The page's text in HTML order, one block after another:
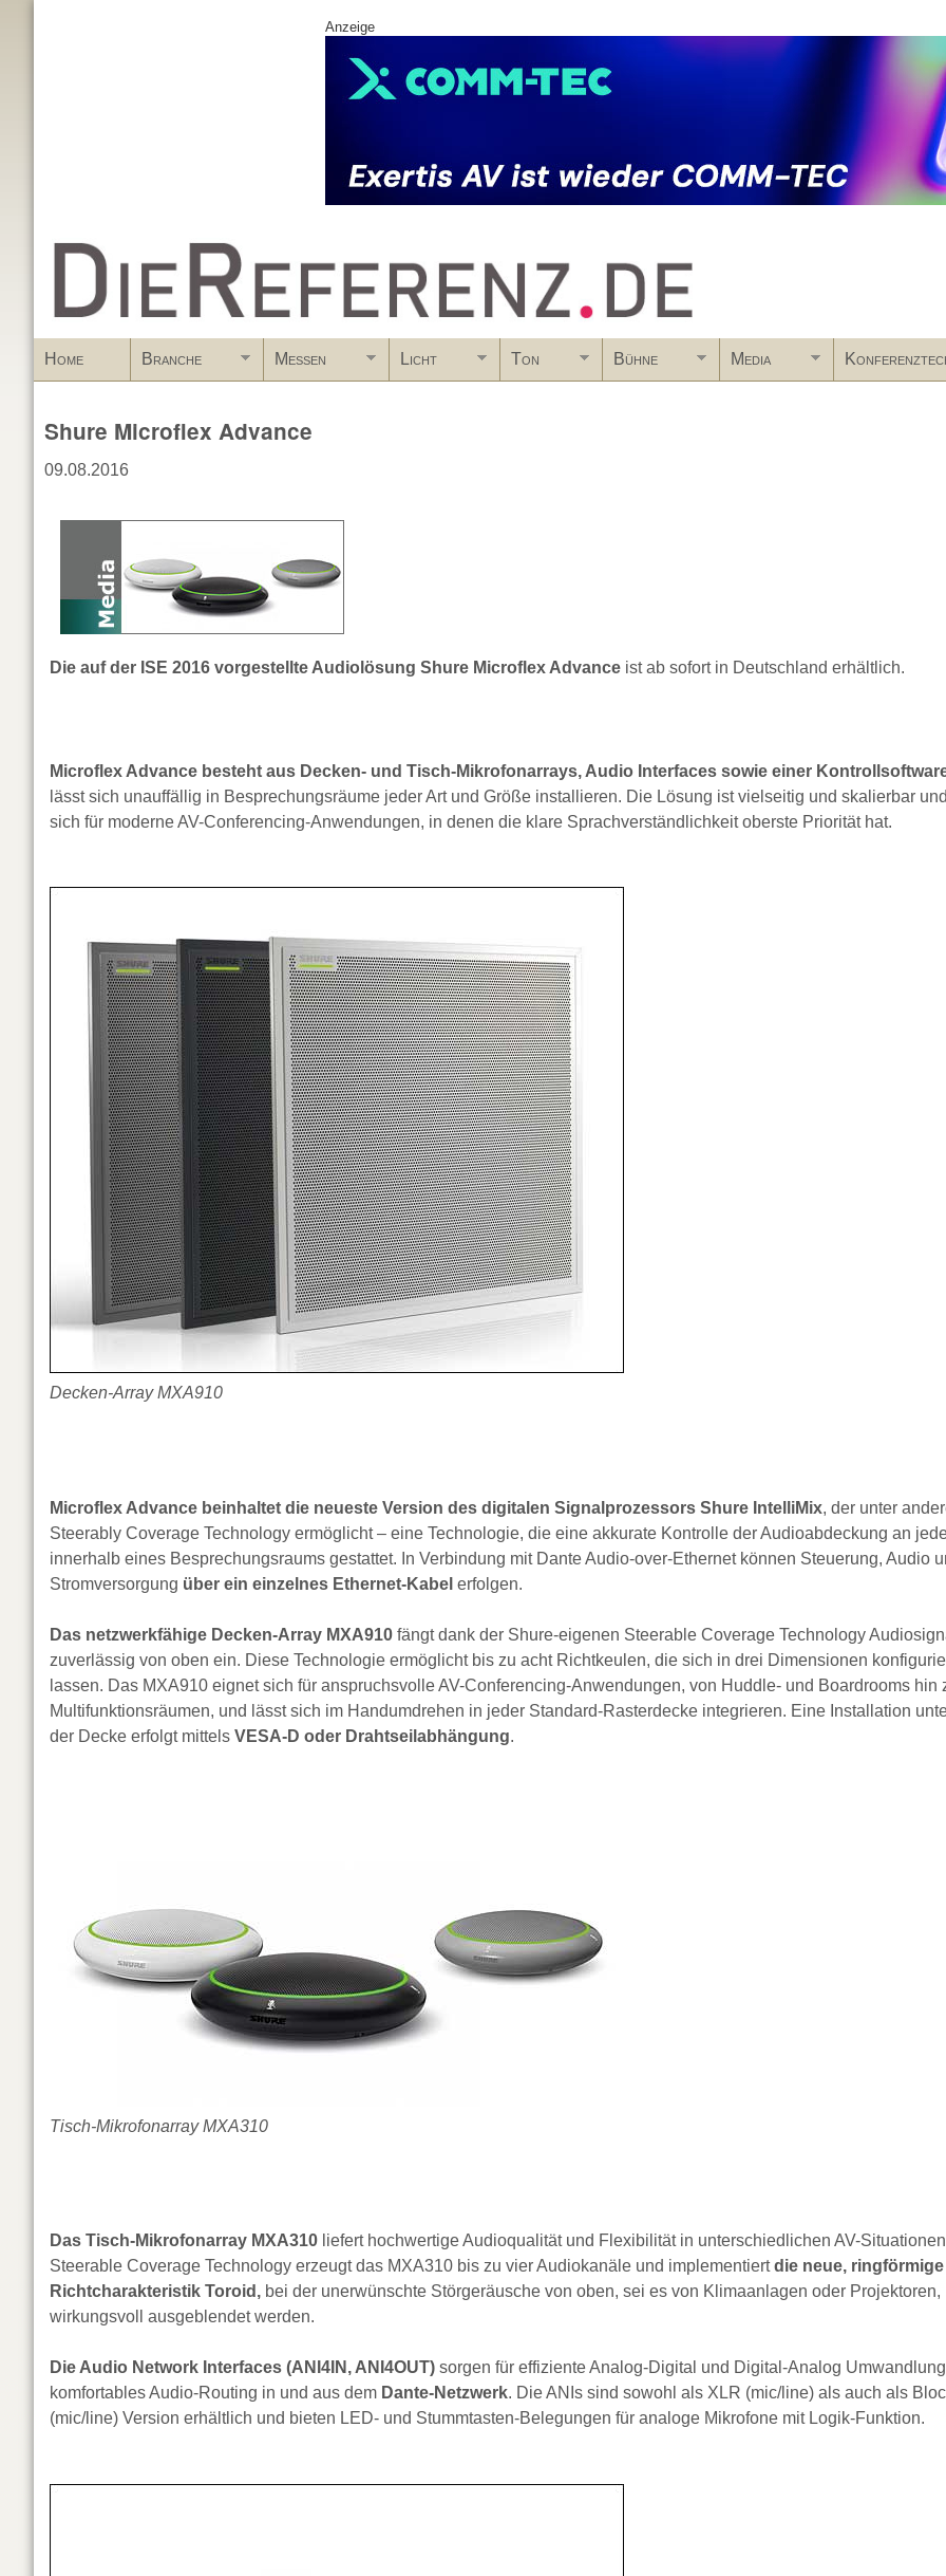
Anzeige
www.DieReferenz.de
Home Branche Messen Licht Ton Bühne Media
Shure Microflex Advance
09.08.2016
Die auf der ISE 2016 vorgestellte Audiolösung Shure Microflex Advance ist ab sofort in Deutschland erhältlich.
Microflex Advance besteht aus Decken- und Tisch-Mikrofonarrays, Audio Interfaces sowie einer
lässt sich unauffällig in Besprechungsräume jeder Art und Größe installieren. Die Lösung ist vielseitig und skalierbar
sich für moderne AV-Conferencing-Anwendungen, in denen die klare Sprachverständlichkeit oberste Priorität hat.
Decken-Array MXA910
Microflex Advance beinhaltet die neueste Version des digitalen Signalprozessors Shure IntelliMix, der unter
Steerably Coverage Technology ermöglicht – eine Technologie, die eine akkurate Kontrolle der Audioabdeckung an
innerhalb eines Besprechungsraums gestattet. In Verbindung mit Dante Audio-over-Ethernet können Steuerung, Audio
Stromversorgung über ein einzelnes Ethernet-Kabel erfolgen.
Das netzwerkfähige Decken-Array MXA910 fängt dank der Shure-eigenen Steerable Coverage Technology
zuverlässig von oben ein. Diese Technologie ermöglicht bis zu acht Richtkeulen, die sich in drei Dimensionen
lassen. Das MXA910 eignet sich für anspruchsvolle AV-Conferencing-Anwendungen, von Huddle- und Boardrooms hin
Multifunktionsräumen, und lässt sich im Handumdrehen in jeder Standard-Rasterdecke integrieren. Eine Installation
der Decke erfolgt mittels VESA-D oder Drahtseilabhängung.
Tisch-Mikrofonarray MXA310
Das Tisch-Mikrofonarray MXA310 liefert hochwertige Audioqualität und Flexibilität in unterschiedlichen AV-
Steerable Coverage Technology erzeugt das MXA310 bis zu vier Audiokanäle und implementiertdie neue, ringförmige
Richtcharakteristik Toroid, bei der unerwünschte Störgeräusche von oben, sei es von Klimaanlagen oder Projektoren,
wirkungsvoll ausgeblendet werden.
Die Audio Network Interfaces (ANI4IN, ANI4OUT) sorgen für effiziente Analog-Digital und Digital-Analog
komfortables Audio-Routing in und aus dem Dante-Netzwerk. Die ANIs sind sowohl als XLR (mic/line) als auch als
(mic/line) Version erhältlich und bieten LED- und Stummtasten-Belegungen für analoge Mikrofone mit Logik-Funktion.